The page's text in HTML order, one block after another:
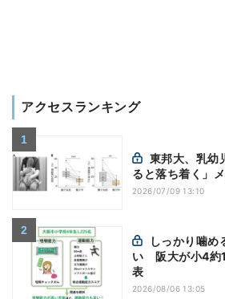
アクセスランキング
ると落ち着く」
2026/07/09 13:10
い 阪大が小4約
表
2026/08/06 13:05